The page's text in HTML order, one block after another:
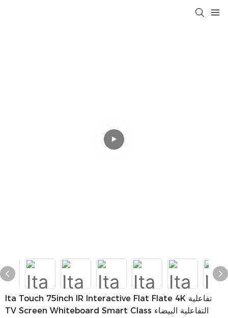
Ita Touch 75inch IR Interactive Flat Flate 4K تفاعلية
TV Screen Whiteboard Smart Class التفاعلية البيضاء